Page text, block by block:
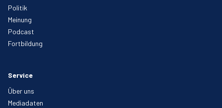
Politik
Meinung
Podcast
Fortbildung
Service
Über uns
Mediadaten